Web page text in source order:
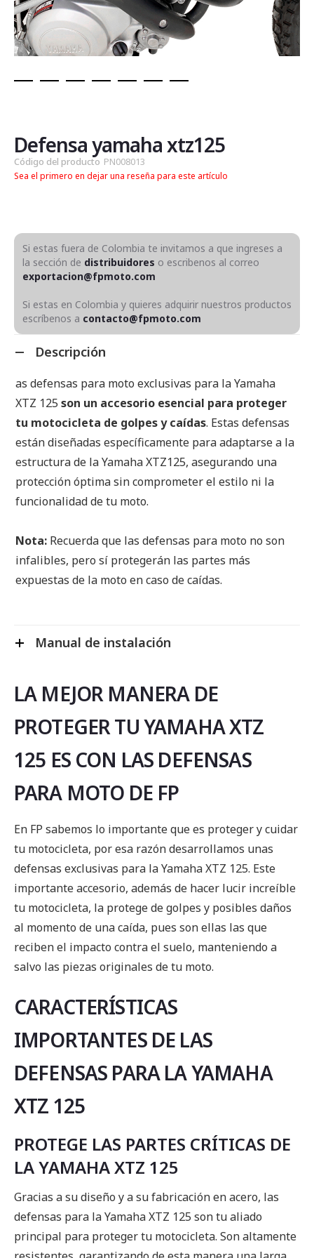
de
la
galería
de
Defensa yamaha xtz125
Código del producto PN008013
Sea el primero en dejar una reseña para este artículo
Si estas fuera de Colombia te invitamos a que ingreses a
la sección de distribuidores o escribenos al correo
exportacion@fpmoto.com
Si estas en Colombia y quieres adquirir nuestros productos
escríbenos a contacto@fpmoto.com
Descripción
as defensas para moto exclusivas para la Yamaha
XTZ 125 son un accesorio esencial para proteger
tu motocicleta de golpes y caídas. Estas defensas
están diseñadas específicamente para adaptarse a la
estructura de la Yamaha XTZ125, asegurando una
protección óptima sin comprometer el estilo ni la
funcionalidad de tu moto.
Nota: Recuerda que las defensas para moto no son
infalibles, pero sí protegerán las partes más
expuestas de la moto en caso de caídas.
Manual de instalación
LA MEJOR MANERA DE
PROTEGER TU YAMAHA XTZ
125 ES CON LAS DEFENSAS
PARA MOTO DE FP
En FP sabemos lo importante que es proteger y cuidar
tu motocicleta, por esa razón desarrollamos unas
defensas exclusivas para la Yamaha XTZ 125. Este
importante accesorio, además de hacer lucir increíble
tu motocicleta, la protege de golpes y posibles daños
al momento de una caída, pues son ellas las que
reciben el impacto contra el suelo, manteniendo a
salvo las piezas originales de tu moto.
CARACTERÍSTICAS
IMPORTANTES DE LAS
DEFENSAS PARA LA YAMAHA
XTZ 125
PROTEGE LAS PARTES CRÍTICAS DE
LA YAMAHA XTZ 125
Gracias a su diseño y a su fabricación en acero, las
defensas para la Yamaha XTZ 125 son tu aliado
principal para proteger tu motocicleta. Son altamente